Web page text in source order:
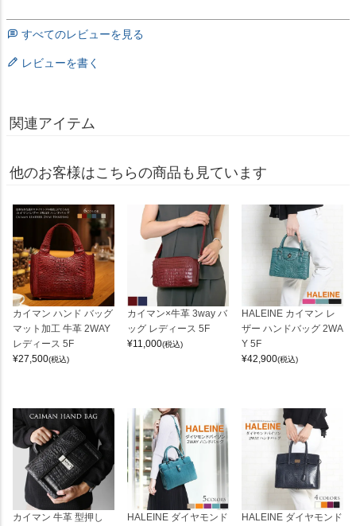
すべてのレビューを見る
レビューを書く
関連アイテム
他のお客様はこちらの商品も見ています
カイマン ハンド バッグ
マット加工 牛革 2WAY
レディース 5F
¥27,500(税込)
カイマン×牛革 3way バ
ッグ レディース 5F
¥11,000(税込)
HALEINE カイマン レ
ザー ハンドバッグ 2WA
Y 5F
¥42,900(税込)
カイマン 牛革 型押し HALEINE ダイヤモンド HALEINE ダイヤモンド